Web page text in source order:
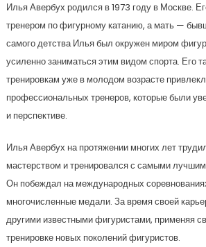
Илья Авербух родился в 1973 году в Москве.
тренером по фигурному катанию, а мать —
самого детства Илья был окружен миром
усиленно заниматься этим видом спорта. Его
тренировкам уже в молодом возрасте
профессиональных тренеров, которые были
и перспективе.
Илья Авербух на протяжении многих лет
мастерством и тренировался с самыми
Он побеждал на международных
многочисленные медали. За время своей
другими известными фигуристами, применяя
тренировке новых поколений фигуристов.